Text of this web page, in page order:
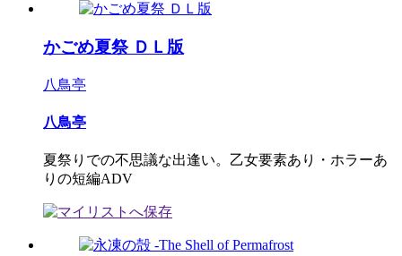
かごめ夏祭 ＤＬ版
八鳥亭
八鳥亭
夏祭りでの不思議な出逢い。乙女要素あり・ホラーあ
りの短編ADV